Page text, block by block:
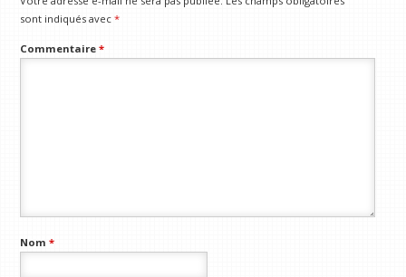
sont indiqués avec*
Commentaire*
Nom*